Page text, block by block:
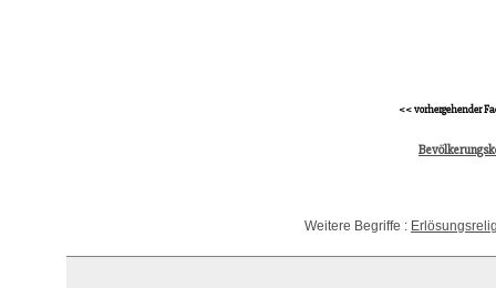
<< vorhergehender
Weitere Begriffe :